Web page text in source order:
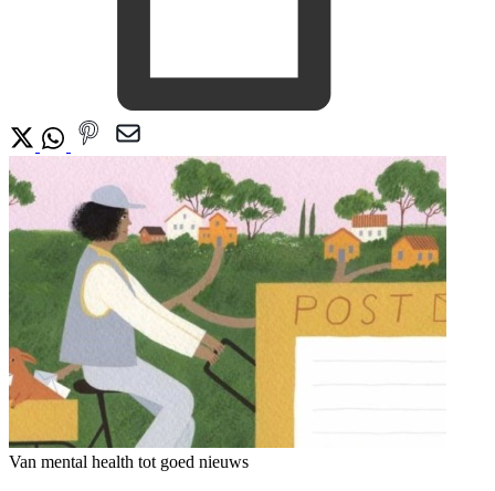
Van mental health tot goed nieuws